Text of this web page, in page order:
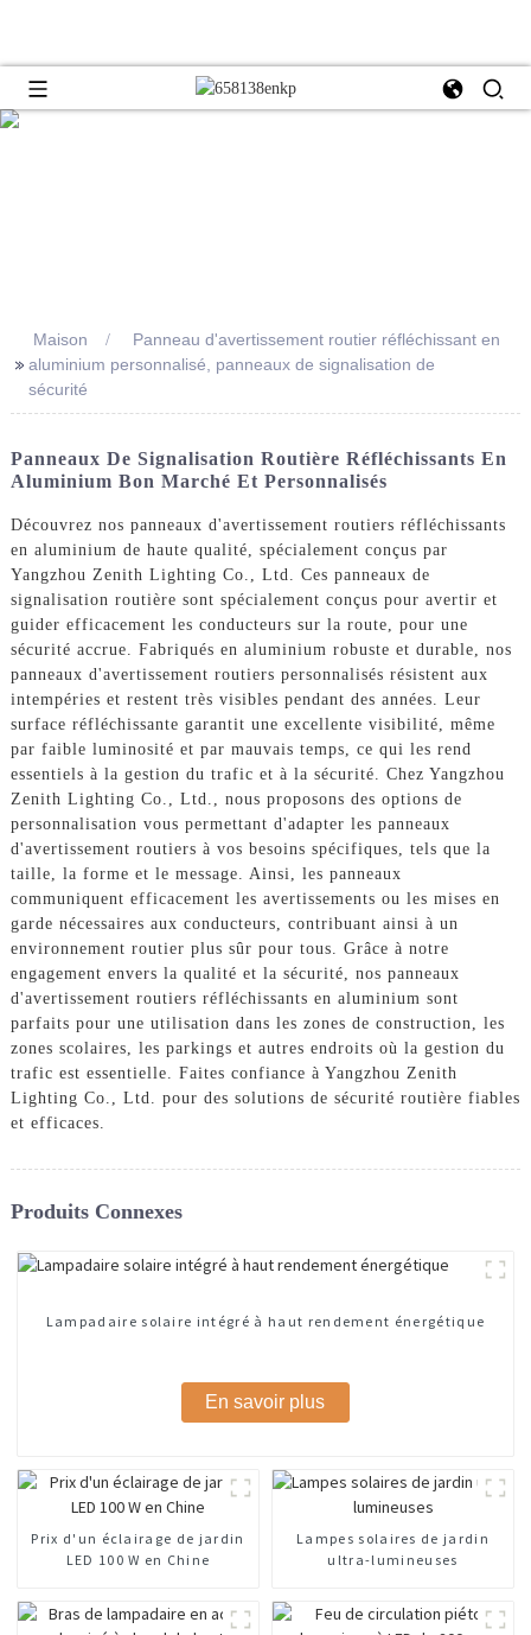
>>
Maison
Panneau d'avertissement routier réfléchissant en
aluminium personnalisé, panneaux de signalisation de
sécurité
Panneaux De Signalisation Routière Réfléchissants En
Aluminium Bon Marché Et Personnalisés
Découvrez nos panneaux d'avertissement routiers réfléchissants
en aluminium de haute qualité, spécialement conçus par
Yangzhou Zenith Lighting Co., Ltd. Ces panneaux de
signalisation routière sont spécialement conçus pour avertir et
guider efficacement les conducteurs sur la route, pour une
sécurité accrue. Fabriqués en aluminium robuste et durable, nos
panneaux d'avertissement routiers personnalisés résistent aux
intempéries et restent très visibles pendant des années. Leur
surface réfléchissante garantit une excellente visibilité, même
par faible luminosité et par mauvais temps, ce qui les rend
essentiels à la gestion du trafic et à la sécurité. Chez Yangzhou
Zenith Lighting Co., Ltd., nous proposons des options de
personnalisation vous permettant d'adapter les panneaux
d'avertissement routiers à vos besoins spécifiques, tels que la
taille, la forme et le message. Ainsi, les panneaux
communiquent efficacement les avertissements ou les mises en
garde nécessaires aux conducteurs, contribuant ainsi à un
environnement routier plus sûr pour tous. Grâce à notre
engagement envers la qualité et la sécurité, nos panneaux
d'avertissement routiers réfléchissants en aluminium sont
parfaits pour une utilisation dans les zones de construction, les
zones scolaires, les parkings et autres endroits où la gestion du
trafic est essentielle. Faites confiance à Yangzhou Zenith
Lighting Co., Ltd. pour des solutions de sécurité routière fiables
et efficaces.
Produits Connexes
Lampadaire solaire intégré à haut rendement énergétique
En savoir plus
Prix ​​d'un éclairage de jardin
LED 100 W en Chine
Lampes solaires de jardin
ultra-lumineuses